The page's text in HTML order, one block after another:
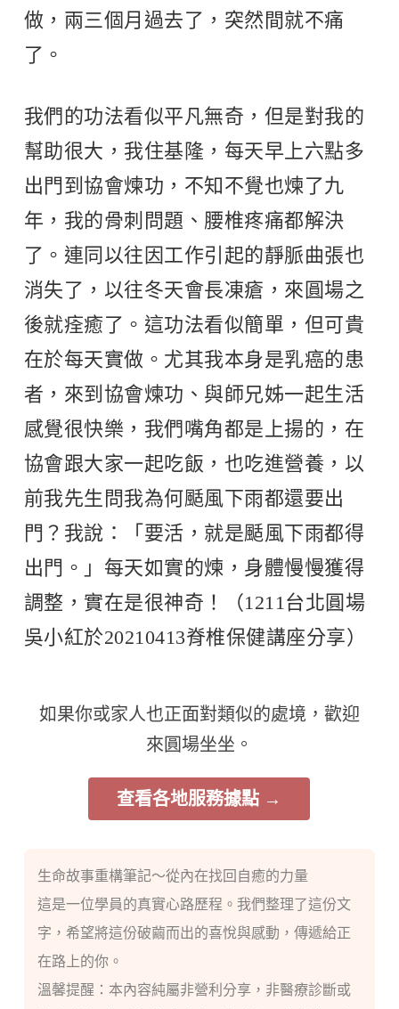
做，兩三個月過去了，突然間就不痛
了。
我們的功法看似平凡無奇，但是對我的
幫助很大，我住基隆，每天早上六點多
出門到協會煉功，不知不覺也煉了九
年，我的骨刺問題、腰椎疼痛都解決
了。連同以往因工作引起的靜脈曲張也
消失了，以往冬天會長凍瘡，來圓場之
後就痊癒了。這功法看似簡單，但可貴
在於每天實做。尤其我本身是乳癌的患
者，來到協會煉功、與師兄姊一起生活
感覺很快樂，我們嘴角都是上揚的，在
協會跟大家一起吃飯，也吃進營養，以
前我先生問我為何颳風下雨都還要出
門？我說：「要活，就是颳風下雨都得
出門。」每天如實的煉，身體慢慢獲得
調整，實在是很神奇！（1211台北圓場
吳小紅於20210413脊椎保健講座分享）
如果你或家人也正面對類似的處境，歡迎
來圓場坐坐。
查看各地服務據點 →
生命故事重構筆記～從內在找回自癒的力量
這是一位學員的真實心路歷程。我們整理了這份文
字，希望將這份破繭而出的喜悅與感動，傳遞給正
在路上的你。
溫馨提醒：本內容純屬非營利分享，非醫療診斷或